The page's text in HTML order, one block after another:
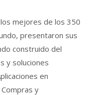
mejores de los 350
presentaron sus
construido del
y soluciones
en
y